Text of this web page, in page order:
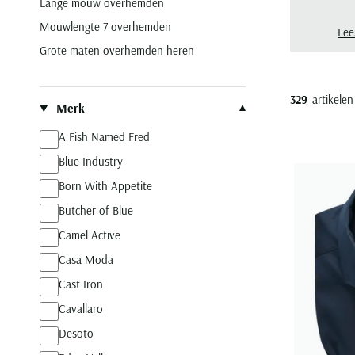
dat
Mouwlengte 7 overhemden
Grote maten overhemden heren
Merk
A Fish Named Fred
Blue Industry
Born With Appetite
Butcher of Blue
Camel Active
Casa Moda
Cast Iron
Cavallaro
Desoto
329 artikelen